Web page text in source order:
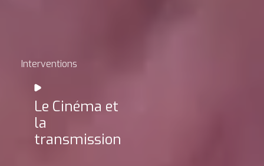
Interventions
Le Cinéma et
la
transmission